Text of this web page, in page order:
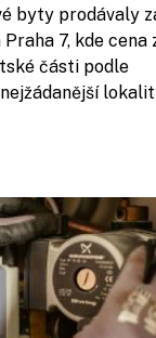
byty prodávaly
7, kde cena
části podle